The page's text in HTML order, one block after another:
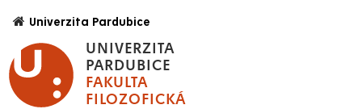
hlavnímu
obsahu
UNIVERZITA
PARDUBICE
FAKULTA
FILOZOFICKÁ
Univerzita Pardubice